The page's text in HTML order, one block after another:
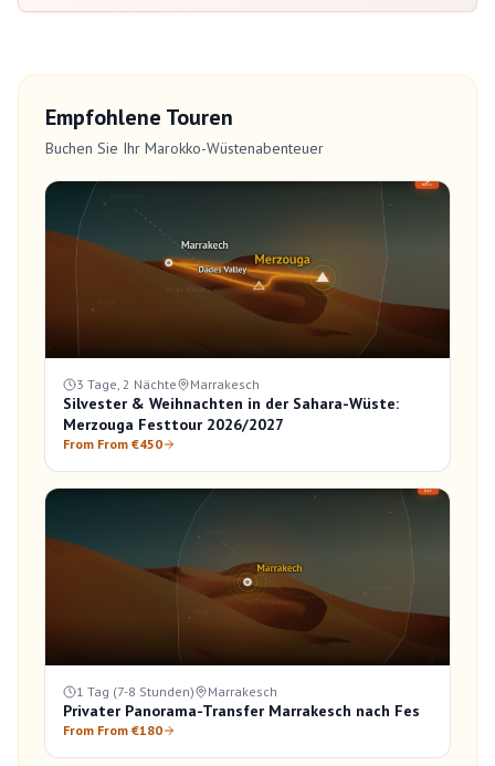
Empfohlene Touren
Buchen Sie Ihr Marokko-Wüstenabenteuer
3 Tage, 2 Nächte Marrakesch
Silvester & Weihnachten in der Sahara-Wüste:
Merzouga Festtour 2026/2027
From From €450
1 Tag (7-8 Stunden) Marrakesch
Privater Panorama-Transfer Marrakesch nach Fes
From From €180